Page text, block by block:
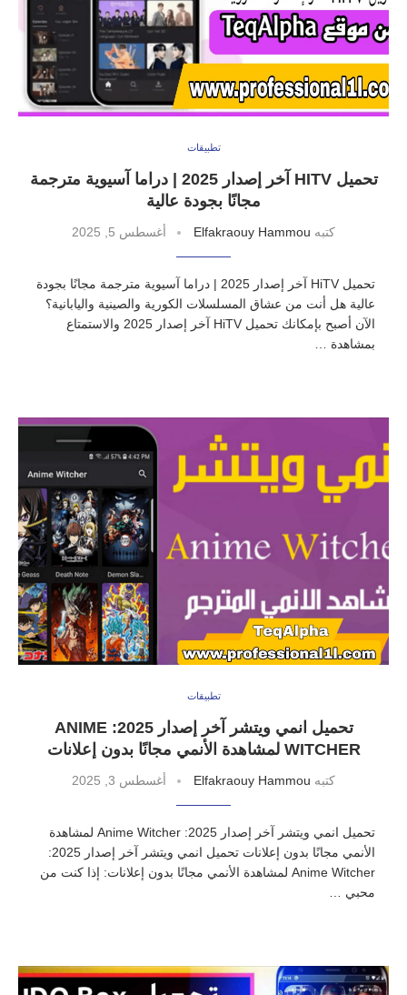
تطبيقات
تحميل HITV آخر إصدار 2025 | دراما آسيوية مترجمة
مجانًا بجودة عالية
كتبه Elfakraouy Hammou أغسطس 5, 2025
تحميل HiTV آخر إصدار 2025 | دراما آسيوية مترجمة مجانًا بجودة
عالية هل أنت من عشاق المسلسلات الكورية والصينية واليابانية؟
الآن أصبح بإمكانك تحميل HiTV آخر إصدار 2025 والاستمتاع
بمشاهدة …
تطبيقات
تحميل انمي ويتشر آخر إصدار 2025: ANIME
WITCHER لمشاهدة الأنمي مجانًا بدون إعلانات
كتبه Elfakraouy Hammou أغسطس 3, 2025
تحميل انمي ويتشر آخر إصدار 2025: Anime Witcher لمشاهدة
الأنمي مجانًا بدون إعلانات تحميل انمي ويتشر آخر إصدار 2025:
Anime Witcher لمشاهدة الأنمي مجانًا بدون إعلانات: إذا كنت من
محبي …